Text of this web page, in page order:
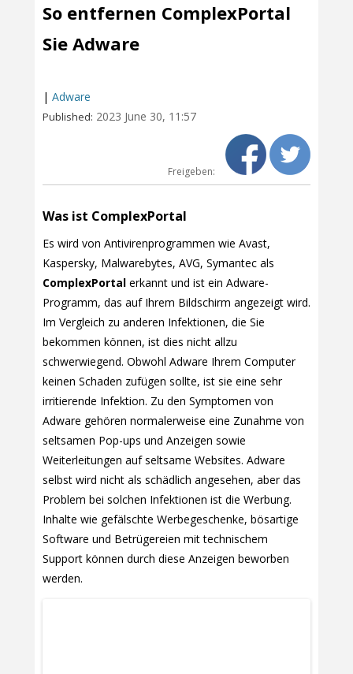
So entfernen ComplexPortal
Sie Adware
| Adware
Published: 2023 June 30, 11:57
Freigeben:
Was ist ComplexPortal
Es wird von Antivirenprogrammen wie Avast,
Kaspersky, Malwarebytes, AVG, Symantec als
ComplexPortal erkannt und ist ein Adware-
Programm, das auf Ihrem Bildschirm angezeigt wird.
Im Vergleich zu anderen Infektionen, die Sie
bekommen können, ist dies nicht allzu
schwerwiegend. Obwohl Adware Ihrem Computer
keinen Schaden zufügen sollte, ist sie eine sehr
irritierende Infektion. Zu den Symptomen von
Adware gehören normalerweise eine Zunahme von
seltsamen Pop-ups und Anzeigen sowie
Weiterleitungen auf seltsame Websites. Adware
selbst wird nicht als schädlich angesehen, aber das
Problem bei solchen Infektionen ist die Werbung.
Inhalte wie gefälschte Werbegeschenke, bösartige
Software und Betrügereien mit technischem
Support können durch diese Anzeigen beworben
werden.